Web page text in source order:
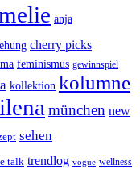
anja
cherry picks
feminismus gewinnspiel
kollektion kolumne
münchen new
sehen
talk trendlog vogue wellness